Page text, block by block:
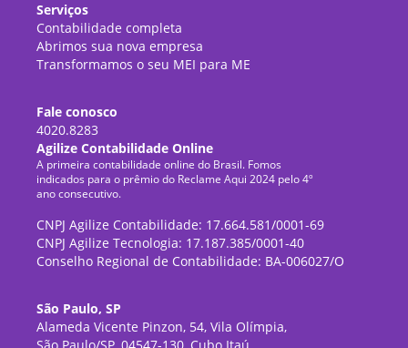
Serviços
Contabilidade completa
Abrimos sua nova empresa
Transformamos o seu MEI para ME
Fale conosco
4020.8283
Agilize Contabilidade Online
A primeira contabilidade online do Brasil. Fomos
indicados para o prêmio do Reclame Aqui 2024 pelo 4º
ano consecutivo.
CNPJ Agilize Contabilidade: 17.664.581/0001-69
CNPJ Agilize Tecnologia: 17.187.385/0001-40
Conselho Regional de Contabilidade: BA-006027/O
São Paulo, SP
Alameda Vicente Pinzon, 54, Vila Olímpia,